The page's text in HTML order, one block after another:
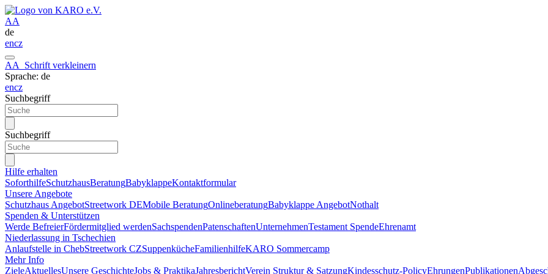
AA
de
encz
AA
Schrift verkleinern
Sprache: de
encz
Suchbegriff
Suchbegriff
Hilfe erhalten
SoforthilfeSchutzhausBeratungBabyklappeKontaktformular
Unsere Angebote
Schutzhaus AngebotStreetwork DEMobile BeratungOnlineberatungBabyklappe AngebotNothalt
Spenden & Unterstützen
Werde BefreierFördermitglied werdenSachspendenPatenschaftenUnternehmenTestament SpendeEhrenamt
Niederlassung in Tschechien
Anlaufstelle in ChebStreetwork CZSuppenkücheFamilienhilfeKARO Sommercamp
Mehr Info
ZieleAktuellesUnsere GeschichteJobs & PraktikaJahresberichtVerein Struktur & SatzungKindesschutz-PolicyEhrungenPublikationen